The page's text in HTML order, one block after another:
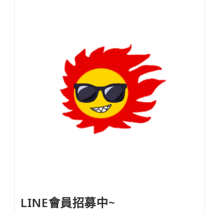
LINE會員招募中~